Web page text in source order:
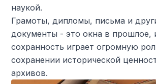
наукой.
Грамоты, дипломы, письма и
документы - это окна в прошлое,
сохранность играет огромную
сохранении исторической
архивов.